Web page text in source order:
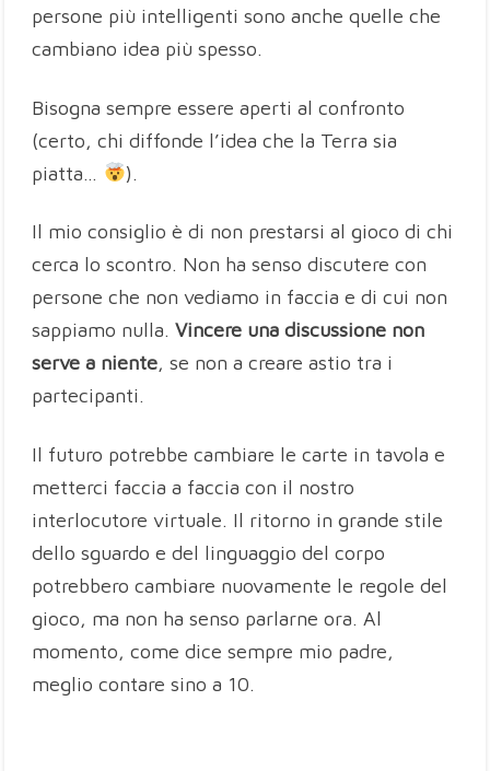
persone più intelligenti sono anche quelle che
cambiano idea più spesso.
Bisogna sempre essere aperti al confronto
(certo, chi diffonde l’idea che la Terra sia
piatta…
).
Il mio consiglio è di non prestarsi al gioco di chi
cerca lo scontro. Non ha senso discutere con
persone che non vediamo in faccia e di cui non
sappiamo nulla.Vincere una discussione non
serve a niente, se non a creare astio tra i
partecipanti.
Il futuro potrebbe cambiare le carte in tavola e
metterci faccia a faccia con il nostro
interlocutore virtuale. Il ritorno in grande stile
dello sguardo e del linguaggio del corpo
potrebbero cambiare nuovamente le regole del
gioco, ma non ha senso parlarne ora. Al
momento, come dice sempre mio padre,
meglio contare sino a 10.